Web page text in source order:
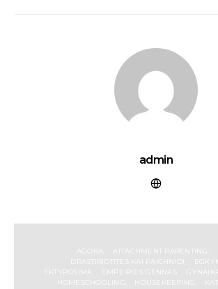
admin
AGORA ATTACHMENT PARENTING
DRASTIRIOTITES KAI PAICHNIDI
EKTYPOSIMA
EMPEIRIES GENNAS
HOMESCHOOLING
HOUSEKEEPING